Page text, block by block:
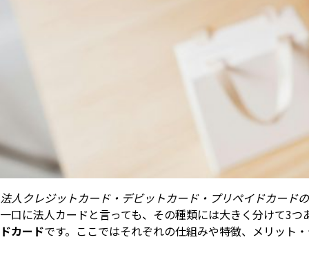
法人クレジットカード・デビットカード・プリペイドカード
一口に法人カードと言っても、その種類には大きく分けて3つ
ドカードです。ここではそれぞれの仕組みや特徴、メリット